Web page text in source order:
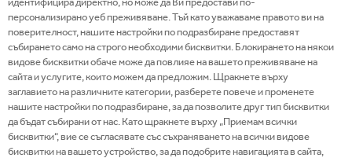
HOMEPAGE
READ MORE
персонализирано уеб преживяване. Тъй като уважаваме правото ви на
поверителност, нашите настройки по подразбиране предоставят
събирането само на строго необходими бисквитки. Блокирането на някои
видове бисквитки обаче може да повлияе на вашето преживяване на
сайта и услугите, които можем да предложим. Щракнете върху
заглавието на различните категории, разберете повече и променете
нашите настройки по подразбиране, за да позволите друг тип бисквитки
да бъдат събирани от нас. Като щракнете върху „Приемам всички
бисквитки“, вие се съгласявате със съхраняването на всички видове
бисквитки на вашето устройство, за да подобрите навигацията в сайта,